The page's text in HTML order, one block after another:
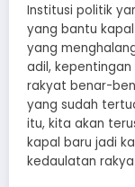
Institusi politik
yang bantu
yang
adil,
rakyat benar-
yang sudah
itu, kita akan
kapal baru jadi
kedaulatan